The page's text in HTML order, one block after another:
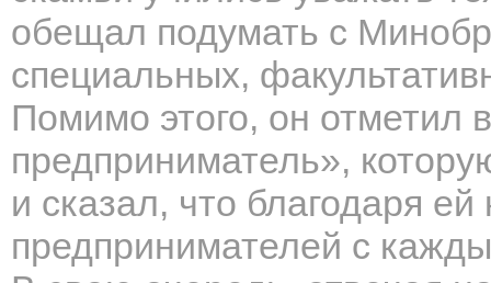
обещал подумать с
специальных,
Помимо этого, он отметил
предприниматель»,
и сказал, что благодаря
предпринимателей с